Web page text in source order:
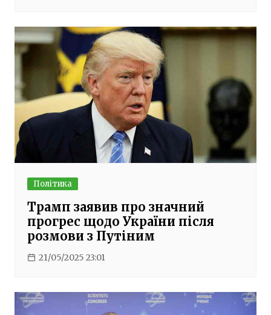
Політика
Трамп заявив про значний
прогрес щодо України після
розмови з Путіним
21/05/2025 23:01